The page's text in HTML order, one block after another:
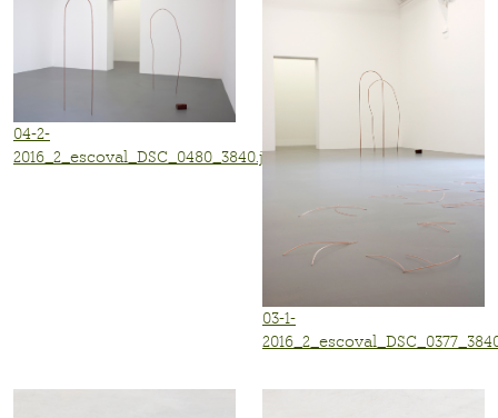
04-2-
2016_2_escoval_DSC_0480_3840.jpg
03-1-